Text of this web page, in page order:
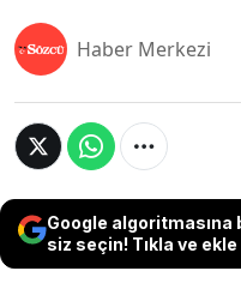
Haber Merkezi
Google algoritmasına
siz seçin! Tıkla ve ekle